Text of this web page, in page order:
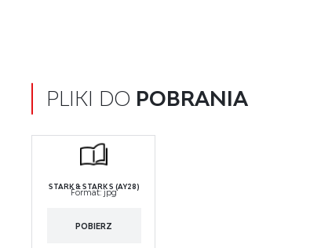
PLIKI DO POBRANIA
STARK & STARK S (AY28)
Format: jpg
POBIERZ